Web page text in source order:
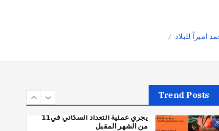
اميراً للبلاد
Trend Posts
يوليو 30, 2026
مكتب الإحصاءات الأسترالي (ABS)
يجري عملية التعداد السكاني في11
من الشهر المقبل